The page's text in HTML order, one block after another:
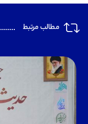
مطالب مرتبط